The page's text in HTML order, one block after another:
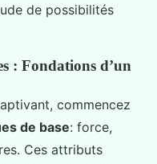
de possibilités
: Fondations d’un
commencez
de base: force,
Ces attributs